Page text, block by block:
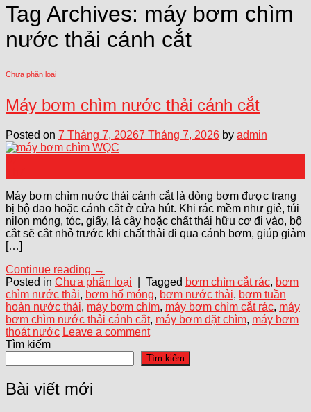
Tag Archives: máy bơm chìm
nước thải cánh cắt
Chưa phân loại
Máy bơm chìm nước thải cánh cắt
Posted on 7 Tháng 7, 20267 Tháng 7, 2026 by admin
Máy bơm chìm nước thải cánh cắt là dòng bơm được trang
bị bộ dao hoặc cánh cắt ở cửa hút. Khi rác mềm như giẻ, túi
nilon mỏng, tóc, giấy, lá cây hoặc chất thải hữu cơ đi vào, bộ
cắt sẽ cắt nhỏ trước khi chất thải đi qua cánh bơm, giúp giảm
[…]
Continue reading →
Posted in Chưa phân loại Tagged bơm chìm cắt rác, bơm
chìm nước thải, bơm hố móng, bơm nước thải, bơm tuần
hoàn nước thải, máy bơm chìm, máy bơm chìm cắt rác, máy
bơm chìm nước thải cánh cắt, máy bơm đặt chìm, máy bơm
thoát nước Leave a comment
Tìm kiếm
Tìm kiếm
Bài viết mới